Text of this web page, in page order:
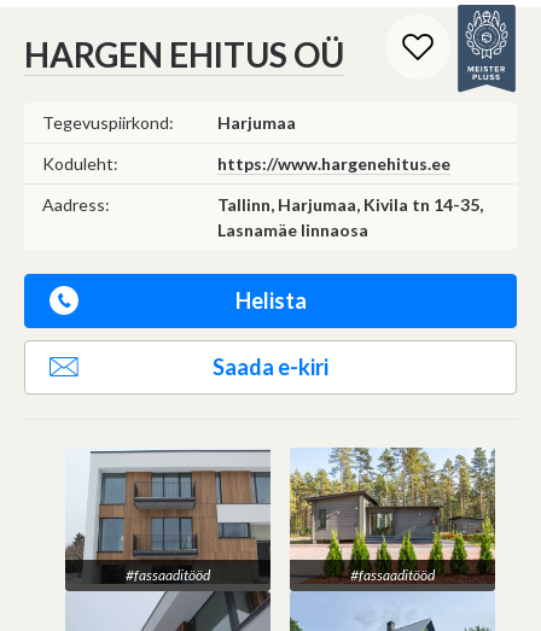
HARGEN EHITUS OÜ
Tegevuspiirkond:
Harjumaa
Koduleht:
https://www.hargenehitus.ee
Aadress:
Tallinn, Harjumaa, Kivila tn 14-35,
Lasnamäe linnaosa
Helista
Saada e-kiri
#fassaaditööd #fassaaditööd
Ei saa osaleda teistel hangetel
Edasi
Saada mulle koopia
Lisa pilte